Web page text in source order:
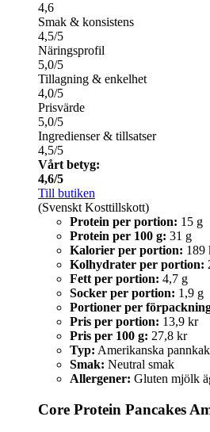
4,6
Smak & konsistens
4,5/5
Näringsprofil
5,0/5
Tillagning & enkelhet
4,0/5
Prisvärde
5,0/5
Ingredienser & tillsatser
4,5/5
Vårt betyg:
4,6/5
Till butiken
(Svenskt Kosttillskott)
Protein per portion: 15 g
Protein per 100 g: 31 g
Kalorier per portion: 189
Kolhydrater per portion:
Fett per portion: 4,7 g
Socker per portion: 1,9 g
Portioner per
Pris per portion: 13,9 kr
Pris per 100 g: 27,8 kr
Typ: Amerikanska
Smak: Neutral smak
Allergener: Gluten mjölk
Core Protein Pancakes